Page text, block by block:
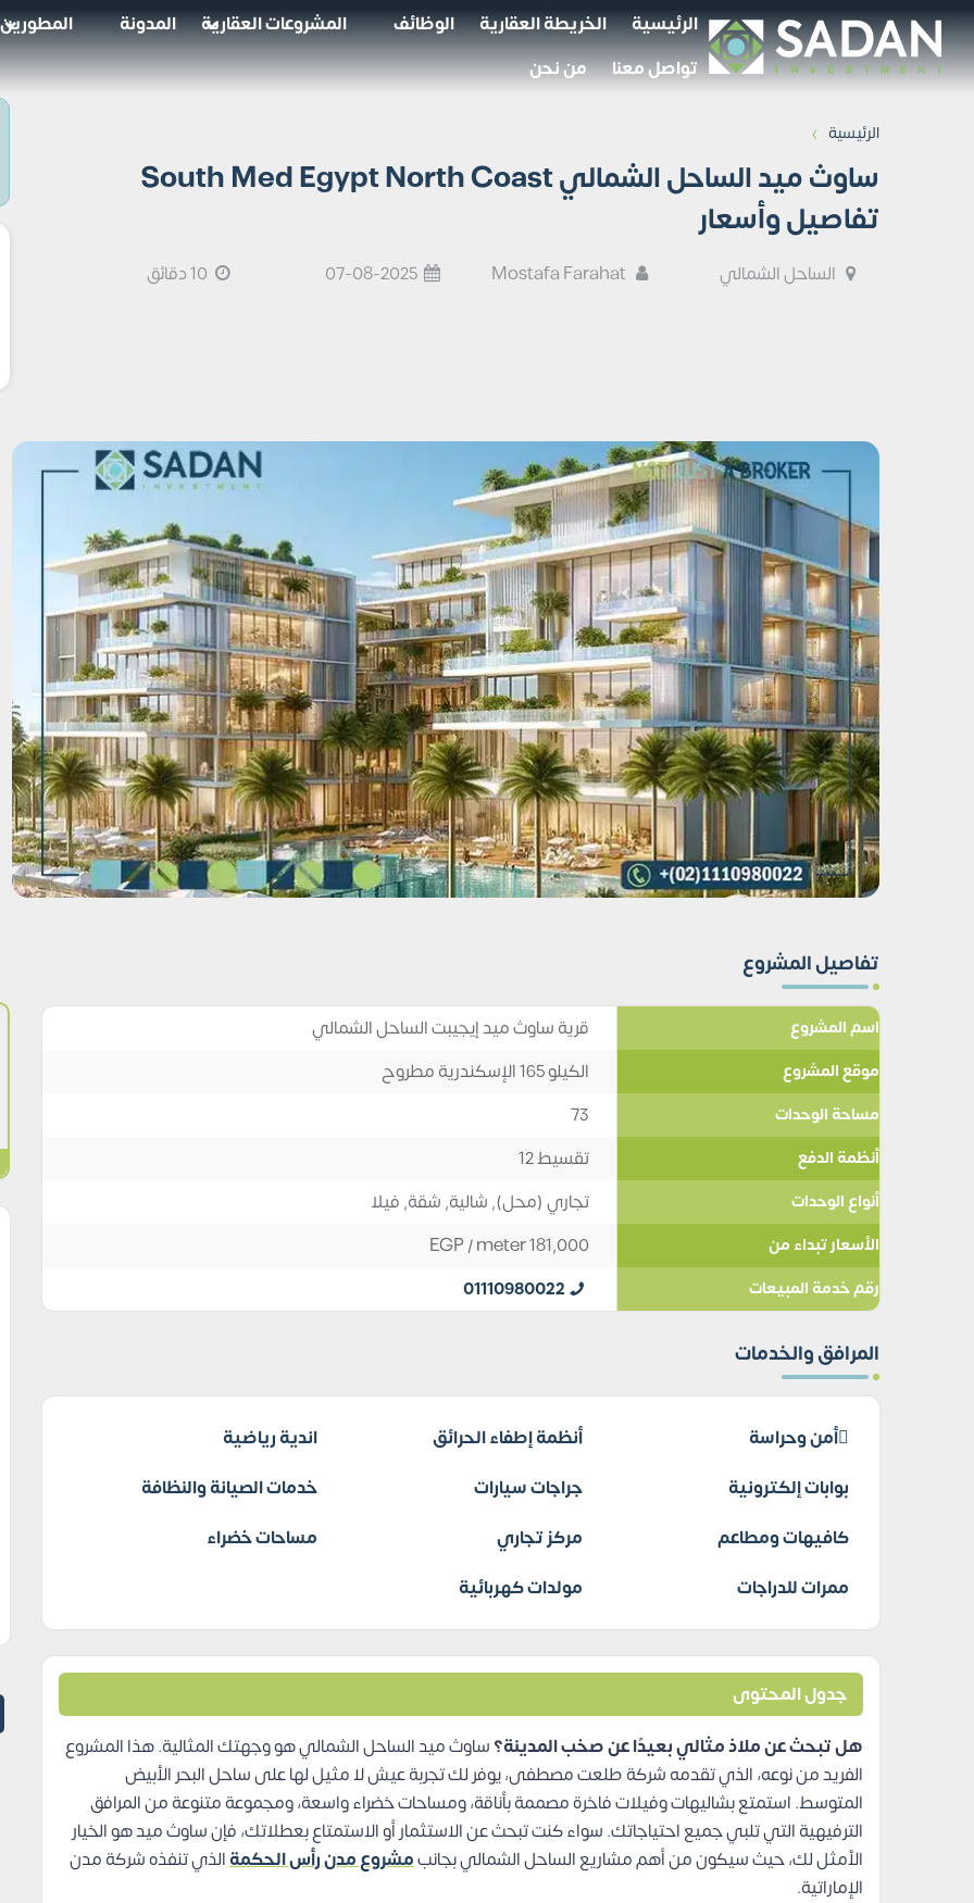
الرئيسية الخريطة العقارية الوظائف المشروعات العقارية المدونة
المطورين
تواصل معنا
من نحن
الرئيسية ›
ساوث ميد الساحل الشمالي South Med Egypt North Coast
تفاصيل وأسعار
الساحل الشمالي 07-08-2025
تفاصيل المشروع
اسم المشروع قرية ساوث ميد إيجيبت الساحل الشمالي
موقع المشروع الكيلو 165 الإسكندرية مطروح
مساحة الوحدات 73
أنظمة الدفع تقسيط 12
أنواع الوحدات تجاري (محل),شالية,شقة,فيلا
الأسعار تبداء من 181,000
EGP/ meter
رقم خدمة المبيعات 01110980022
المرافق والخدمات
أمن وحراسة أنظمة إطفاء الحرائق
اندية رياضية
بوابات إلكترونية
جراجات سيارات
خدمات الصيانة والنظافة
كافيهات ومطاعم
مركز تجاري
مساحات خضراء
ممرات للدراجات
مولدات كهربائية
جدول المحتوى
هل تبحث عن ملاذ مثالي بعيدًا عن صخب المدينة؟ساوث ميد الساحل الشمالي هو وجهتك المثالية. هذا المشروع
الفريد من نوعه، الذي تقدمه شركة طلعت مصطفى، يوفر لك تجربة عيش لا مثيل لها على ساحل البحر الأبيض
المتوسط. استمتع بشاليهات وفيلات فاخرة مصممة بأناقة، ومساحات خضراء واسعة، ومجموعة متنوعة من المرافق
الترفيهية التي تلبي جميع احتياجاتك. سواء كنت تبحث عن الاستثمار أو الاستمتاع بعطلاتك، فإن ساوث ميد هو الخيار
الأمثل لك، حيث سيكون من أهم مشاريع الساحل الشمالي بجانبمشروع مدن رأس الحكمةالذي تنفذه شركة مدن
الإماراتية.